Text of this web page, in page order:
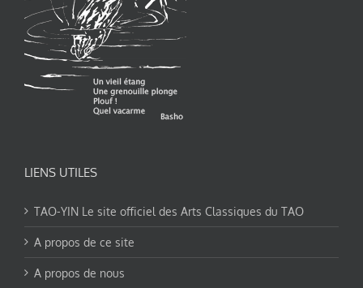
LIENS UTILES
TAO-YIN Le site officiel des Arts Classiques du TAO
A propos de ce site
A propos de nous